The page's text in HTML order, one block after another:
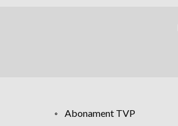
Abonament TVP